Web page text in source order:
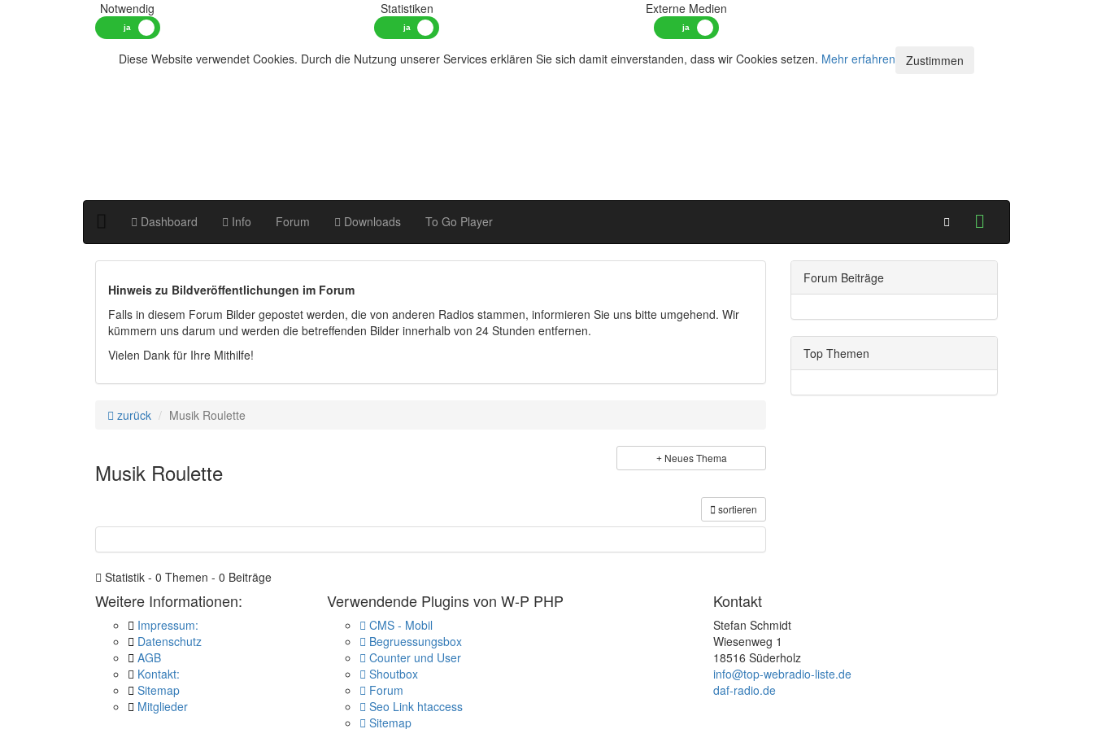
Notwendig Statistiken Externe Medien
Diese Website verwendet Cookies. Durch die Nutzung unserer Services erklären Sie sich damit einverstanden, dass wir Cookies setzen. Mehr erfahren Zustimmen
Dashboard Info Forum Downloads To Go Player
Hinweis zu Bildveröffentlichungen im Forum
Falls in diesem Forum Bilder gepostet werden, die von anderen Radios stammen, informieren Sie uns bitte umgehend. Wir
kümmern uns darum und werden die betreffenden Bilder innerhalb von 24 Stunden entfernen.
Vielen Dank für Ihre Mithilfe!
zurück Musik Roulette
Musik Roulette
Neues Thema
sortieren
Statistik - 0 Themen - 0 Beiträge
Forum Beiträge
Top Themen
Weitere Informationen:
Impressum:
Datenschutz
AGB
Kontakt:
Sitemap
Mitglieder
Verwendende Plugins von W-P PHP
CMS - Mobil
Begruessungsbox
Counter und User
Shoutbox
Forum
Seo Link htaccess
Sitemap
Kontakt
Stefan Schmidt
Wiesenweg 1
18516 Süderholz
info@top-webradio-liste.de
daf-radio.de